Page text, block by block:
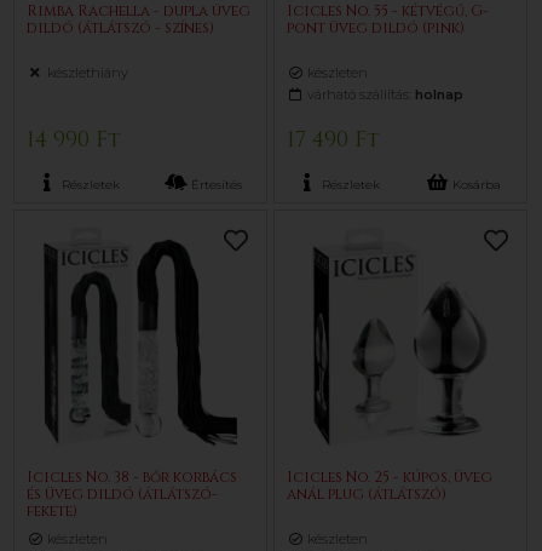
Rimba Rachella - dupla üveg
dildó (átlátszó - színes)
készlethiány
14 990 Ft
Részletek Értesítés
Icicles No. 55 - kétvégű, G-
pont üveg dildó (pink)
készleten
várható szállítás: holnap
17 490 Ft
Részletek Kosárba
Icicles No. 38 - bőr korbács
és üveg dildó (átlátszó-
fekete)
készleten
Icicles No. 25 - kúpos, üveg
anál plug (átlátszó)
készleten